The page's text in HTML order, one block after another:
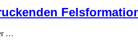
…